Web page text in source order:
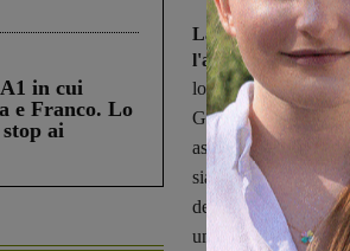
in cui
e Franco. Lo
ai
La definisce "idea
l'aspetto su cui si
locale, guidata da
Giunta ha posto
associazione
siamo grati, ma
dei Mille a girare in
un’idea macchinosa